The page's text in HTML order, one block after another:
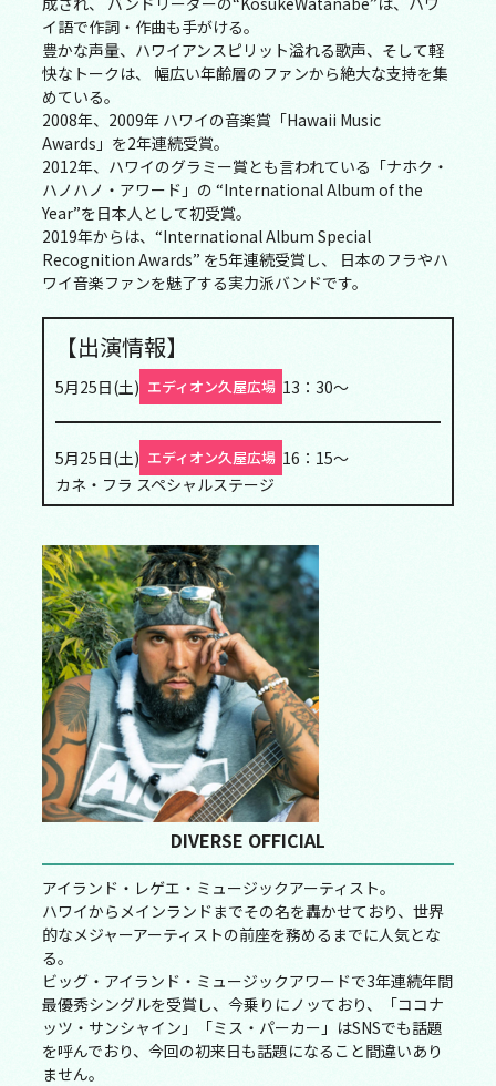
イ語で作詞・作曲も手がける。
豊かな声量、ハワイアンスピリット溢れる歌声、そして軽
快なトークは、 幅広い年齢層のファンから絶大な支持を集
めている。
2008年、2009年 ハワイの音楽賞「Hawaii Music
Awards」を2年連続受賞。
2012年、ハワイのグラミー賞とも言われている「ナホク・
ハノハノ・アワード」の “International Album of the
Year”を日本人として初受賞。
2019年からは、“International Album Special
Recognition Awards” を5年連続受賞し、 日本のフラやハ
ワイ音楽ファンを魅了する実力派バンドです。
【出演情報】
5月25日(土) エディオン久屋広場 13：30〜
5月25日(土) エディオン久屋広場 16：15〜
カネ・フラ スペシャルステージ
DIVERSE OFFICIAL
アイランド・レゲエ・ミュージックアーティスト。
ハワイからメインランドまでその名を轟かせており、世界
的なメジャーアーティストの前座を務めるまでに人気とな
る。
ビッグ・アイランド・ミュージックアワードで3年連続年間
最優秀シングルを受賞し、今乗りにノッており、「ココナ
ッツ・サンシャイン」「ミス・パーカー」はSNSでも話題
を呼んでおり、今回の初来日も話題になること間違いあり
ません。